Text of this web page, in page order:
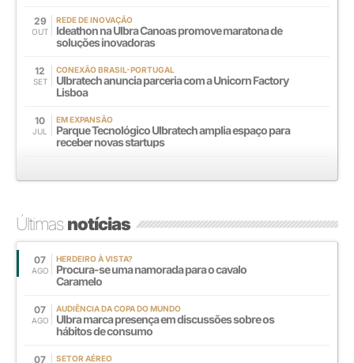
29
OUT
REDE DE INOVAÇÃO
Ideathon na Ulbra Canoas promove maratona de
soluções inovadoras
12
SET
CONEXÃO BRASIL-PORTUGAL
Ulbratech anuncia parceria com a Unicorn Factory
Lisboa
10
JUL
EM EXPANSÃO
Parque Tecnológico Ulbratech amplia espaço para
receber novas startups
Últimasnotícias
07
AGO
HERDEIRO À VISTA?
Procura-se uma namorada para o cavalo
Caramelo
07
AGO
AUDIÊNCIA DA COPA DO MUNDO
Ulbra marca presença em discussões sobre os
hábitos de consumo
07 SETOR AÉREO